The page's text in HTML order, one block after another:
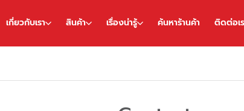
เกี่ยวกับเรา สินค้า เรื่องน่ารู้ ค้นหาร้านค้า ติดต่อเ